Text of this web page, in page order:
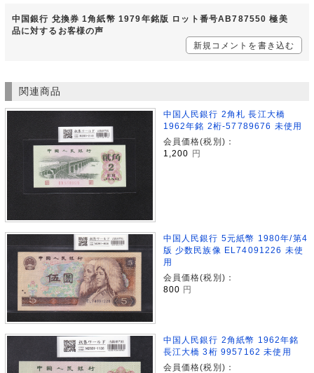
中国銀行 兌換券 1角紙幣 1979年銘版 ロット番号AB787550 極美
品に対するお客様の声
新規コメントを書き込む
関連商品
中国人民銀行 2角札 長江大橋
1962年銘 2桁-57789676 未使用
会員価格(税別)：
1,200
円
中国人民銀行 5元紙幣 1980年/第4
版 少数民族像 EL74091226 未使
用
会員価格(税別)：
800 円
中国人民銀行 2角紙幣 1962年銘
長江大橋 3桁 9957162 未使用
会員価格(税別)：